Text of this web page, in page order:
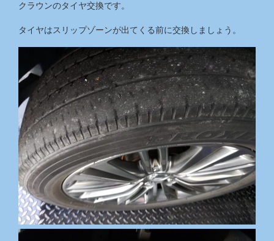
クラウンのタイヤ交換です。
タイヤはスリップゾーンが出てくる前に交換しましょう。